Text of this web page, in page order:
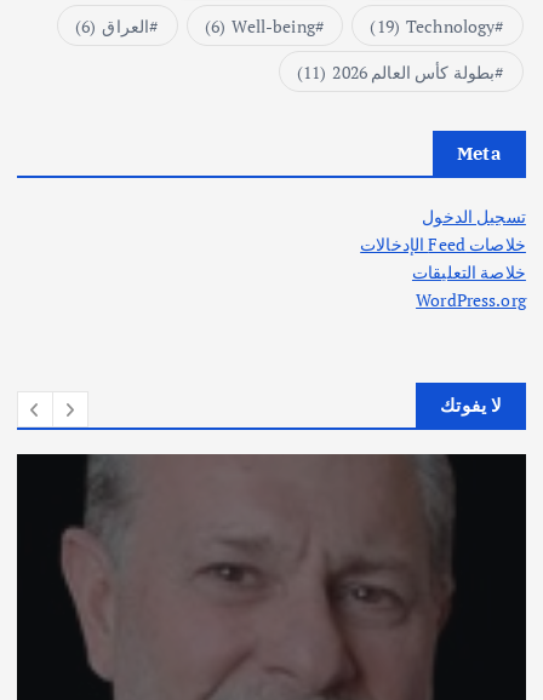
Technology
(19)
Well-being
(6) العراق (6)
بطولة كأس العالم 2026
(11)
Meta
تسجيل الدخول
خلاصات Feed الإدخالات
خلاصة التعليقات
WordPress.org
لا يفوتك